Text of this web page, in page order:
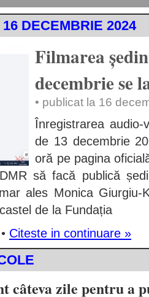
DECEMBRIE 2024
Filmarea
decembrie se
• publicat la 16
Înregistrarea
de 13 decembrie
oră pe pagina
să facă publică
ales Monica Giurgiu-
de la Fundația
• Citeste in continuare »
câteva zile pentru a